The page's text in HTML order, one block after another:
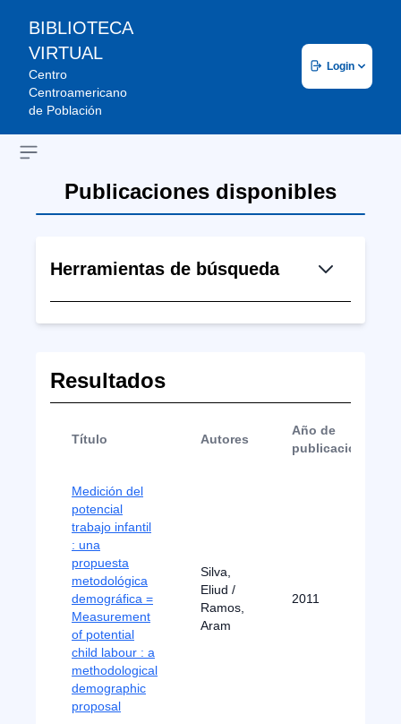
BIBLIOTECA
VIRTUAL
Centro
Centroamericano
de Población
Login
Open sidebar
Publicaciones disponibles
Herramientas de búsqueda
Resultados
Título Autores
Año de
publicación
Medición del
potencial
trabajo infantil
: una
propuesta
metodológica
demográfica =
Measurement
of potential
child labour : a
methodological
demographic
proposal
Silva,
Eliud /
Ramos,
Aram
2011